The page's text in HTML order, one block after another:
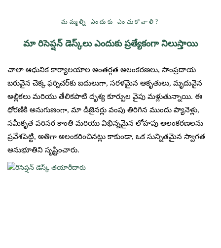
మమ్మల్ని ఎందుకు ఎంచుకోవాలి?
మా రిసెప్షన్ డెస్క్‌లు ఎందుకు ప్రత్యేకంగా నిలుస్తాయి
చాలా ఆధునిక కార్యాలయాల అంతర్గత అలంకరణలు, సాంప్రదాయ
బరువైన చెక్క ఫర్నిచర్‌కు బదులుగా, సరళమైన ఆకృతులు, మృదువైన
అల్లికలు మరియు తేలికపాటి దృశ్య కూర్పుల వైపు మళ్లుతున్నాయి. ఈ
ధోరణికి అనుగుణంగా, మా డిజైనర్లు వంపు తిరిగిన ముందు ప్యానెళ్లు,
సమీకృత పరిసర కాంతి మరియు విభిన్నమైన లోహపు అలంకరణలను
ప్రవేశపెట్టి, అతిగా అలంకరించినట్లు కాకుండా, ఒక సున్నితమైన స్వాగత
అనుభూతిని సృష్టించారు.